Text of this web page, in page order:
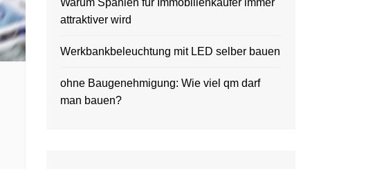
Warum Spanien für Immobilienkäufer immer
attraktiver wird
Werkbankbeleuchtung mit LED selber bauen
ohne Baugenehmigung: Wie viel qm darf
man bauen?